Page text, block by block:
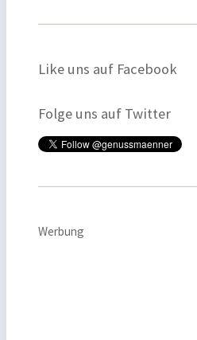
Like uns auf Facebook
Folge uns auf Twitter
Werbung